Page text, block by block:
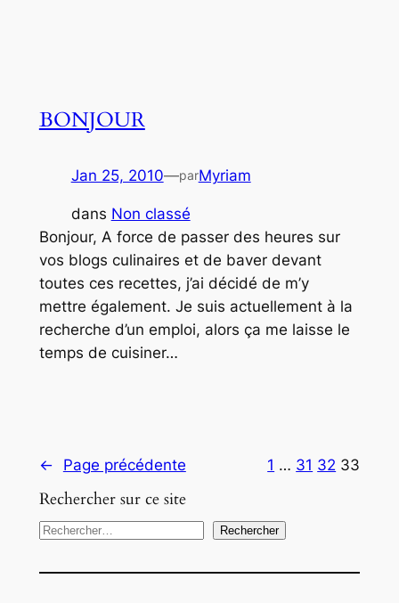
BONJOUR
Jan 25, 2010—parMyriam
dans Non classé
Bonjour, A force de passer des heures sur
vos blogs culinaires et de baver devant
toutes ces recettes, j’ai décidé de m’y
mettre également. Je suis actuellement à la
recherche d’un emploi, alors ça me laisse le
temps de cuisiner…
← Page précédente 1 … 31 32 33
Rechercher sur ce site
R
c
Rechercher